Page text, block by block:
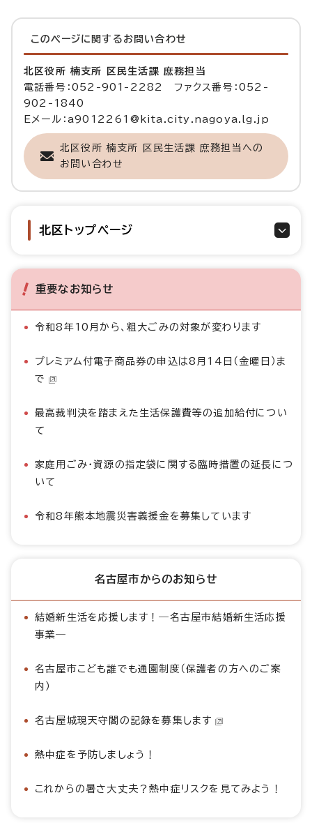
このページに関する お問い合わせ
北区役所 楠支所 区民生活課 庶務担当
電話番号：052-901-2282 ファクス番号：052-
902-1840
Eメール：a9012261@kita.city.nagoya.lg.jp
北区役所 楠支所 区民生活課 庶務担当への
お問い合わせ
北区トップページ
重要なお知らせ
令和8年10月から、粗大ごみの対象が変わります
プレミアム付電子商品券の申込は8月14日（金曜日）ま
で
最高裁判決を踏まえた生活保護費等の追加給付につい
て
家庭用ごみ・資源の指定袋に関する臨時措置の延長につ
いて
令和8年熊本地震災害義援金を募集しています
名古屋市からのお知らせ
結婚新生活を応援します！―名古屋市結婚新生活応援
事業―
名古屋市こども誰でも通園制度（保護者の方へのご案
内）
名古屋城現天守閣の記録を募集します
熱中症を予防しましょう！
これからの暑さ大丈夫？熱中症リスクを見てみよう！